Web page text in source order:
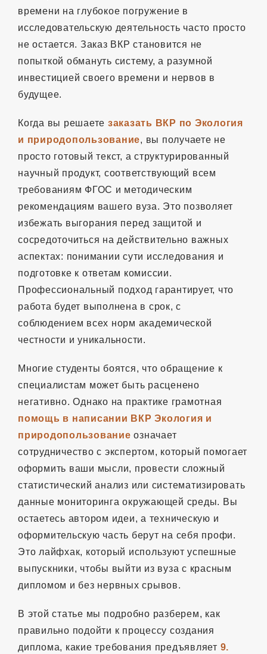
времени на глубокое погружение в
исследовательскую деятельность часто просто
не остается. Заказ ВКР становится не
попыткой обмануть систему, а разумной
инвестицией своего времени и нервов в
будущее.
Когда вы решаете заказать ВКР по Экология
и природопользование, вы получаете не
просто готовый текст, а структурированный
научный продукт, соответствующий всем
требованиям ФГОС и методическим
рекомендациям вашего вуза. Это позволяет
избежать выгорания перед защитой и
сосредоточиться на действительно важных
аспектах: понимании сути исследования и
подготовке к ответам комиссии.
Профессиональный подход гарантирует, что
работа будет выполнена в срок, с
соблюдением всех норм академической
честности и уникальности.
Многие студенты боятся, что обращение к
специалистам может быть расценено
негативно. Однако на практике грамотная
помощь в написании ВКР Экология и
природопользование означает
сотрудничество с экспертом, который помогает
оформить ваши мысли, провести сложный
статистический анализ или систематизировать
данные мониторинга окружающей среды. Вы
остаетесь автором идеи, а техническую и
оформительскую часть берут на себя профи.
Это лайфхак, который используют успешные
выпускники, чтобы выйти из вуза с красным
дипломом и без нервных срывов.
В этой статье мы подробно разберем, как
правильно подойти к процессу создания
диплома, какие требования предъявляет 9.